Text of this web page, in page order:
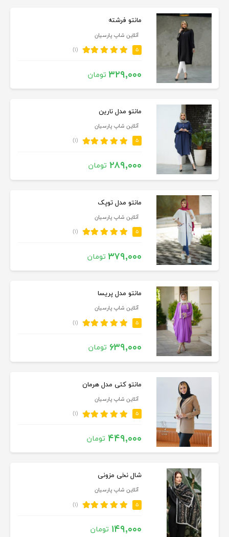
مانتو فرشته
آنلاین شاپ پارسیان
۵ (۱)
۳۲۹,۰۰۰ تومان
مانتو مدل نارین
آنلاین شاپ پارسیان
۵ (۱)
۲۸۹,۰۰۰ تومان
مانتو مدل توپک
آنلاین شاپ پارسیان
۵ (۱)
۳۷۹,۰۰۰ تومان
مانتو مدل پریسا
آنلاین شاپ پارسیان
۵ (۱)
۶۳۹,۰۰۰ تومان
مانتو کتی مدل هرمان
آنلاین شاپ پارسیان
۵ (۱)
۴۴۹,۰۰۰ تومان
شال نخی مزونی
آنلاین شاپ پارسیان
۵ (۱)
۱۴۹,۰۰۰ تومان